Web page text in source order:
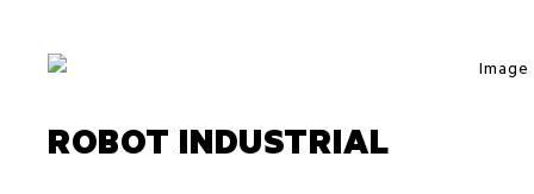
ROBOT INDUSTRIAL